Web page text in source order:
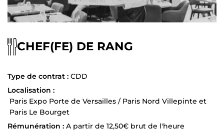
CHEF(FE) DE RANG
Type de contrat : CDD
Localisation :
Paris Expo Porte de Versailles / Paris Nord Villepinte et
Paris Le Bourget
Rémunération : A partir de 12,50€ brut de l'heure